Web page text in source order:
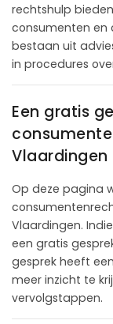
rechtshulp
consumenten en
bestaan uit
in procedures
Een gratis
Vlaardingen
Op deze pagina
Vlaardingen.
een gratis
gesprek heeft
meer inzicht te
vervolgstappen.